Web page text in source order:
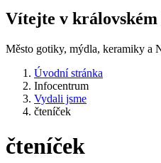
Vítejte v
Město gotiky, mýdla, keramiky a
Úvodní stránka
Infocentrum
Vydali jsme
čteníček
čteníček